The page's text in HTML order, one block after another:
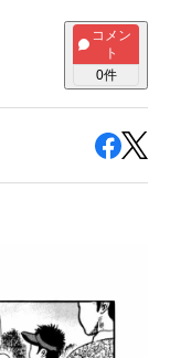
コメン
ト
0件